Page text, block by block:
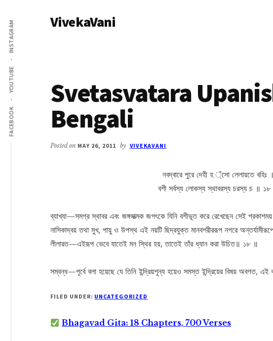
main
content
primary
sidebar
Additional
menu
FACEBOOK
YOUTUBE
INSTAGRAM VivekaVani
Svetasvatara
Bengali
Posted on MAY 26, 2011 by VIVEKAVANI
নবদ্বারে পুরে দেহী হ ্ঁসো লেলায়তে বহিঃ ।
বশী সর্বস্য লোকস্য স্থাবরস্য চরস্য চ ॥
ব্যাখ্যা—সমগ্র স্থাবর এবং জঙ্গমাত্মক জগৎকে যিনি বশীভূত করে রেখেছেন সেই প্রকাশময়
নাসিকাদ্বয় তথা মুখ, পায়ু ও উপস্থ এই নয়টি ছিদ্রযুক্ত মানবশরীররূপ নগরে
লীলারত—এইরূপ ভেবে যাতেই মন স্থির হয়, তাতেই তাঁর ধ্যান করা উচিত॥ ১৮ ॥
সম্বন্ধ—পূর্বে বলা হয়েছে যে তিনি ইন্দ্রিয়শূন্য হয়েও সমস্ত ইন্দ্রিয়ের বিষয় অবগত, এই
FILED UNDER: UNCATEGORIZED
Bhagavad Gita: 18 Chapters, 700 Verses